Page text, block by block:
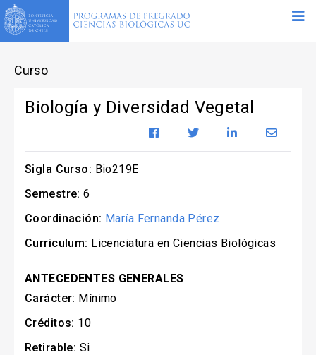
Curso
Biología y Diversidad Vegetal
Sigla Curso: Bio219E
Semestre: 6
Coordinación: María Fernanda Pérez
Curriculum: Licenciatura en Ciencias Biológicas
ANTECEDENTES GENERALES
Carácter: Mínimo
Créditos: 10
Retirable: Si